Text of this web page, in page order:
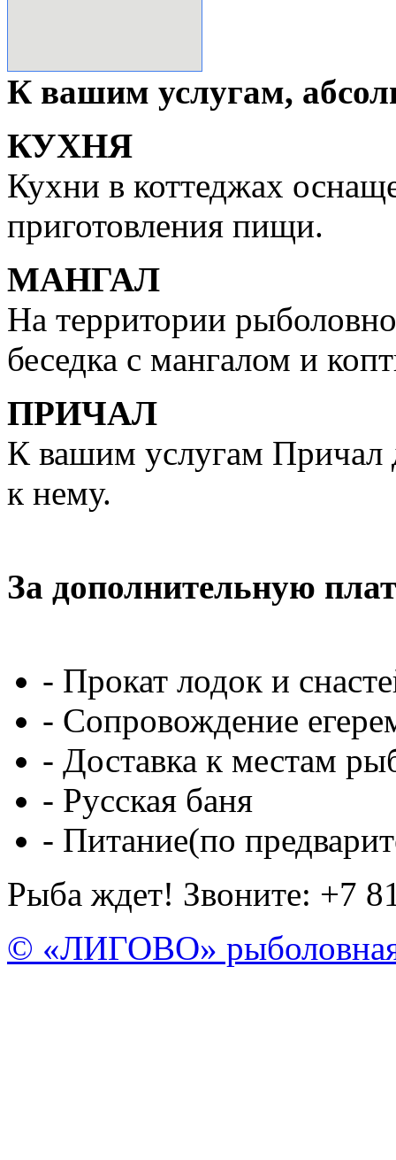
К вашим услугам,
КУХНЯ
Кухни в коттеджах
приготовления пищи.
МАНГАЛ
На территории
беседка с мангалом и
ПРИЧАЛ
К вашим услугам Причал
к нему.
За дополнительную
- Прокат лодок и
- Сопровождение
- Доставка к местам
- Русская баня
- Питание(по
Рыба ждет! Звоните: +7
© «ЛИГОВО» рыболовная